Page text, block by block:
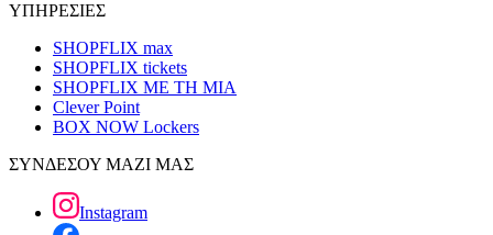
ΥΠΗΡΕΣΙΕΣ
SHOPFLIX max
SHOPFLIX tickets
SHOPFLIX ΜΕ ΤΗ ΜΙΑ
Clever Point
BOX NOW Lockers
ΣΥΝΔΕΣΟΥ ΜΑΖΙ ΜΑΣ
Instagram